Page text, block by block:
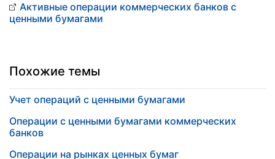
Активные операции коммерческих банков с
ценными бумагами
Похожие темы
Учет операций с ценными бумагами
Операции с ценными бумагами коммерческих
банков
Операции на рынках ценных бумаг